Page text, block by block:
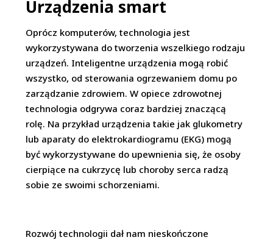
Urządzenia smart
Oprócz komputerów, technologia jest
wykorzystywana do tworzenia wszelkiego rodzaju
urządzeń. Inteligentne urządzenia mogą robić
wszystko, od sterowania ogrzewaniem domu po
zarządzanie zdrowiem. W opiece zdrowotnej
technologia odgrywa coraz bardziej znaczącą
rolę. Na przykład urządzenia takie jak glukometry
lub aparaty do elektrokardiogramu (EKG) mogą
być wykorzystywane do upewnienia się, że osoby
cierpiące na cukrzycę lub choroby serca radzą
sobie ze swoimi schorzeniami.
Rozwój technologii dał nam nieskończone